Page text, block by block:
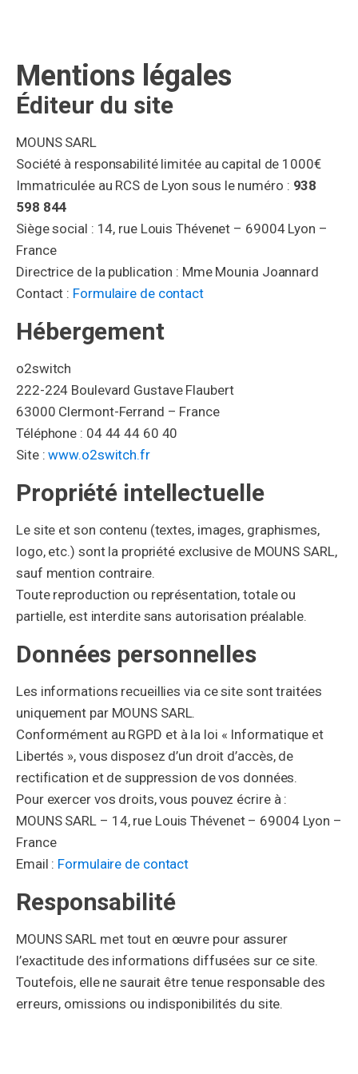
Mentions légales
Éditeur du site
MOUNS SARL
Société à responsabilité limitée au capital de 1000€
Immatriculée au RCS de Lyon sous le numéro : 938
598 844
Siège social : 14, rue Louis Thévenet – 69004 Lyon –
France
Directrice de la publication : Mme Mounia Joannard
Contact : Formulaire de contact
Hébergement
o2switch
222-224 Boulevard Gustave Flaubert
63000 Clermont-Ferrand – France
Téléphone : 04 44 44 60 40
Site :www.o2switch.fr
Propriété intellectuelle
Le site et son contenu (textes, images, graphismes,
logo, etc.) sont la propriété exclusive de MOUNS SARL,
sauf mention contraire.
Toute reproduction ou représentation, totale ou
partielle, est interdite sans autorisation préalable.
Données personnelles
Les informations recueillies via ce site sont traitées
uniquement par MOUNS SARL.
Conformément au RGPD et à la loi « Informatique et
Libertés », vous disposez d’un droit d’accès, de
rectification et de suppression de vos données.
Pour exercer vos droits, vous pouvez écrire à :
MOUNS SARL – 14, rue Louis Thévenet – 69004 Lyon –
France
Email : Formulaire de contact
Responsabilité
MOUNS SARL met tout en œuvre pour assurer
l’exactitude des informations diffusées sur ce site.
Toutefois, elle ne saurait être tenue responsable des
erreurs, omissions ou indisponibilités du site.